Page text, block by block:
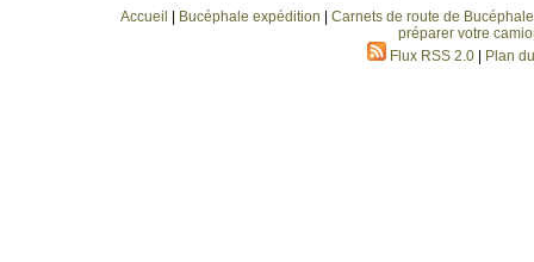
Accueil Bucéphale expédition
Carnets de route de
préparer votre
Flux RSS 2.0
Plan